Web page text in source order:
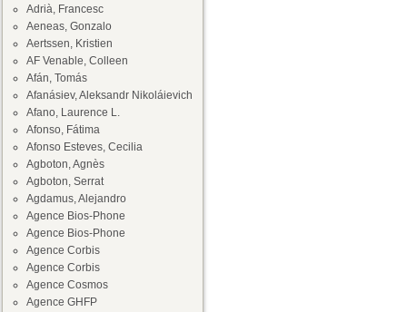
Adrià, Francesc
Aeneas, Gonzalo
Aertssen, Kristien
AF Venable, Colleen
Afán, Tomás
Afanásiev, Aleksandr Nikoláievich
Afano, Laurence L.
Afonso, Fátima
Afonso Esteves, Cecilia
Agboton, Agnès
Agboton, Serrat
Agdamus, Alejandro
Agence Bios-Phone
Agence Bios-Phone
Agence Corbis
Agence Corbis
Agence Cosmos
Agence GHFP